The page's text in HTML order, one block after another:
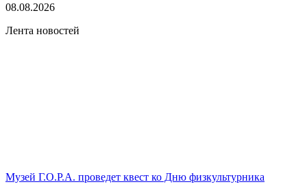
08.08.2026
Лента новостей
Музей Г.О.Р.А. проведет квест ко Дню физкультурника